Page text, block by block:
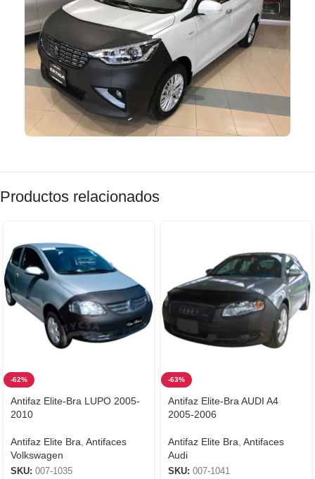
Productos relacionados
-62%
Antifaz Elite-Bra LUPO 2005-
2010
Antifaz Elite Bra Antifaces
Volkswagen
SKU: 007-1035
-63%
Antifaz Elite-Bra AUDI A4
2005-2006
Antifaz Elite Bra Antifaces
Audi
SKU: 007-1041